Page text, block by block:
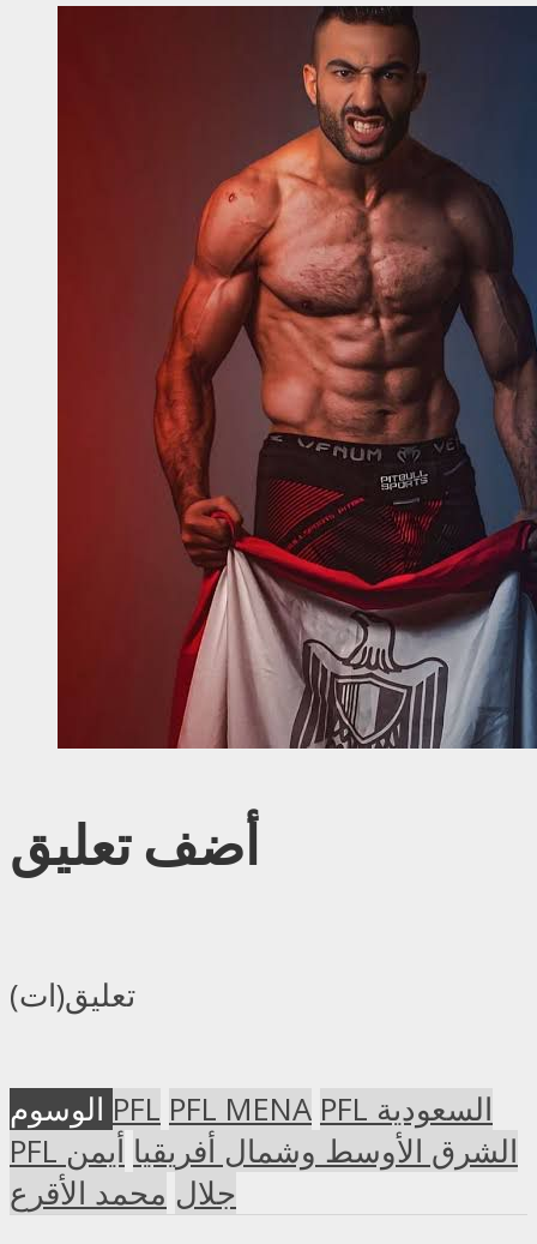
أضف تعليق
تعليق(ات)
PFL PFL MENA
PFL السعودية
PFL الشرق الأوسط وشمال أفريقيا أيمن
جلال محمد الأقرع